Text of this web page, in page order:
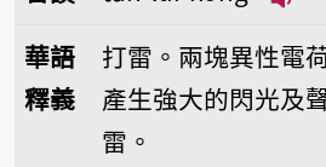
華語
釋義
打雷。兩塊異性電
產生強大的閃光及
雷。